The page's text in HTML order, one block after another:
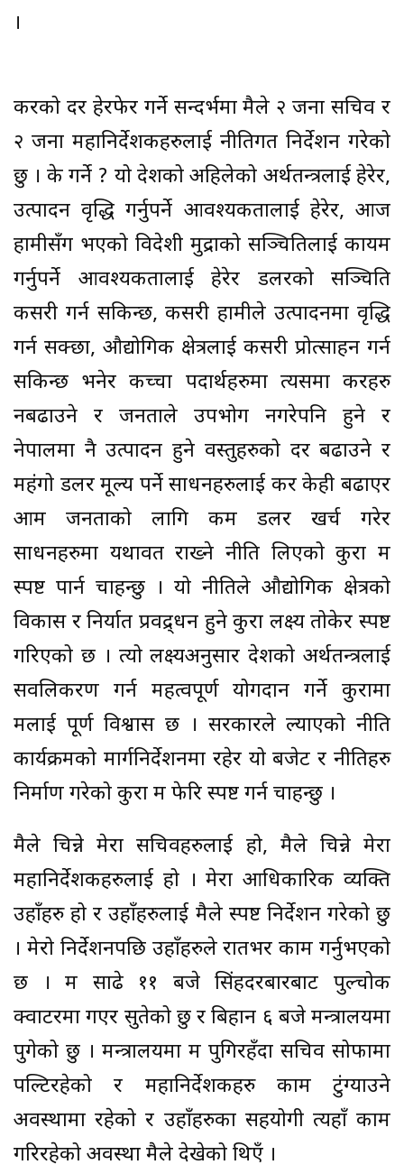
।
करको दर हेरफेर गर्ने सन्दर्भमा मैले २ जना सचिव र
२ जना महानिर्देशकहरुलाई नीतिगत निर्देशन गरेको
छु । के गर्ने ? यो देशको अहिलेको अर्थतन्त्रलाई हेरेर,
उत्पादन वृद्धि गर्नुपर्ने आवश्यकतालाई हेरेर, आज
हामीसँग भएको विदेशी मुद्राको सञ्चितिलाई कायम
गर्नुपर्ने आवश्यकतालाई हेरेर डलरको सञ्चिति
कसरी गर्न सकिन्छ, कसरी हामीले उत्पादनमा वृद्धि
गर्न सक्छौं, औद्योगिक क्षेत्रलाई कसरी प्रोत्साहन गर्न
सकिन्छ भनेर कच्चा पदार्थहरुमा त्यसमा करहरु
नबढाउने र जनताले उपभोग नगरेपनि हुने र
नेपालमा नै उत्पादन हुने वस्तुहरुको दर बढाउने र
महंगो डलर मूल्य पर्ने साधनहरुलाई कर केही बढाएर
आम जनताको लागि कम डलर खर्च गरेर
साधनहरुमा यथावत राख्ने नीति लिएको कुरा म
स्पष्ट पार्न चाहन्छु । यो नीतिले औद्योगिक क्षेत्रको
विकास र निर्यात प्रवद्र्धन हुने कुरा लक्ष्य तोकेर स्पष्ट
गरिएको छ । त्यो लक्ष्यअनुसार देशको अर्थतन्त्रलाई
सवलिकरण गर्न महत्वपूर्ण योगदान गर्ने कुरामा
मलाई पूर्ण विश्वास छ । सरकारले ल्याएको नीति
कार्यक्रमको मार्गनिर्देशनमा रहेर यो बजेट र नीतिहरु
निर्माण गरेको कुरा म फेरि स्पष्ट गर्न चाहन्छु ।
मैले चिन्ने मेरा सचिवहरुलाई हो, मैले चिन्ने मेरा
महानिर्देशकहरुलाई हो । मेरा आधिकारिक व्यक्ति
उहाँहरु हो र उहाँहरुलाई मैले स्पष्ट निर्देशन गरेको छु
। मेरो निर्देशनपछि उहाँहरुले रातभर काम गर्नुभएको
छ । म साढे ११ बजे सिंहदरबारबाट पुल्चोक
क्वाटरमा गएर सुतेको छु र बिहान ६ बजे मन्त्रालयमा
पुगेको छु । मन्त्रालयमा म पुगिरहँदा सचिव सोफामा
पल्टिरहेको र महानिर्देशकहरु काम टुंग्याउने
अवस्थामा रहेको र उहाँहरुका सहयोगी त्यहाँ काम
गरिरहेको अवस्था मैले देखेको थिएँ ।